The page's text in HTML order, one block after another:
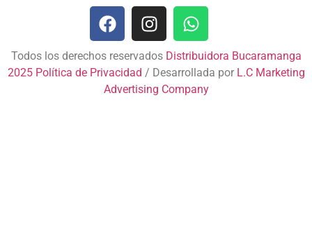
Todos los derechos reservados Distribuidora Bucaramanga
2025Política de Privacidad / Desarrollada porL.C Marketing
Advertising Company